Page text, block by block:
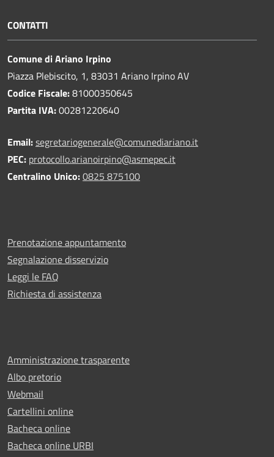
CONTATTI
Comune di Ariano Irpino
Piazza Plebiscito, 1, 83031 Ariano Irpino AV
Codice Fiscale:81000350645
Partita IVA:00281220640
Email:segretariogenerale@comunediariano.it
PEC: protocollo.arianoirpino@asmepec.it
Centralino Unico:0825 875100
Prenotazione appuntamento
Segnalazione disservizio
Leggi le FAQ
Richiesta di assistenza
Amministrazione trasparente
Albo pretorio
Webmail
Cartellini online
Bacheca online
Bacheca online URBI